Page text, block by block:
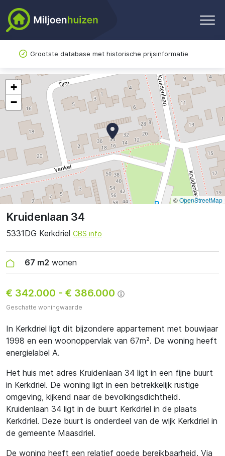
Grootste database met historische prijsinformatie
Kruidenlaan 34
5331DG Kerkdriel CBS info
67 m2 wonen
€ 342.000 - € 386.000
Geschatte woningwaarde
In Kerkdriel ligt dit bijzondere appartement met bouwjaar
1998 en een woonoppervlak van 67m². De woning heeft
energielabel A.
Het huis met adres Kruidenlaan 34 ligt in een fijne buurt
in Kerkdriel. De woning ligt in een betrekkelijk rustige
omgeving, kijkend naar de bevolkingsdichtheid.
Kruidenlaan 34 ligt in de buurt Kerkdriel in de plaats
Kerkdriel. Deze buurt is onderdeel van de wijk Kerkdriel in
de gemeente Maasdriel.
De woning heeft een relatief goede bereikbaarheid. Via
+
−
©OpenStreetMap